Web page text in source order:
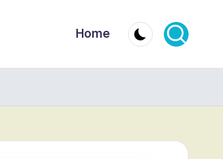
Home